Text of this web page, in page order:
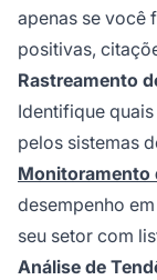
apenas se
positivas,
Rastreamento
Identifique
pelos sistemas
Monitoramento
desempenho
seu setor com
Análise de